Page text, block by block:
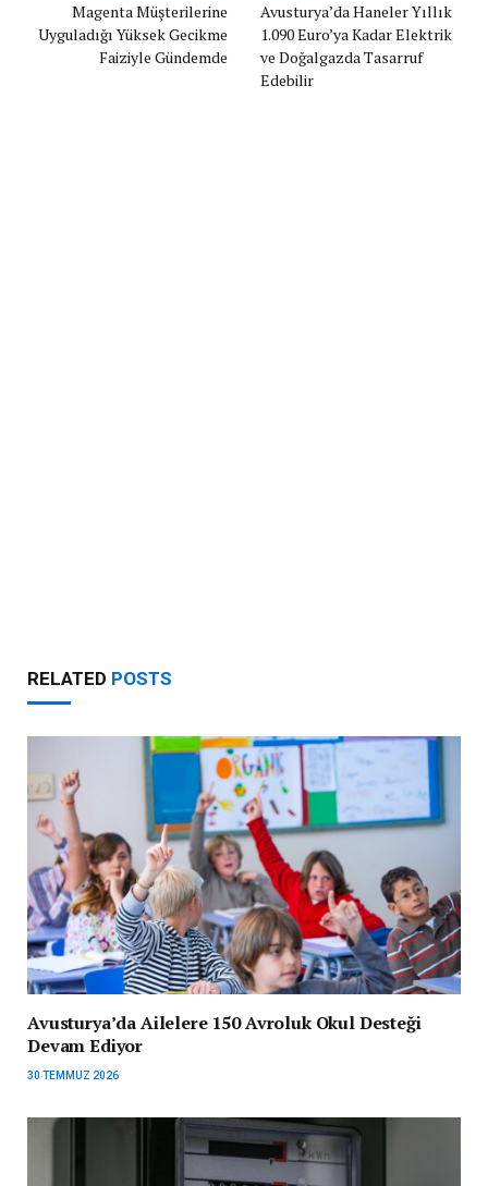
Magenta Müşterilerine
Uyguladığı Yüksek Gecikme
Faiziyle Gündemde
Avusturya’da Haneler Yıllık
1.090 Euro’ya Kadar Elektrik
ve Doğalgazda Tasarruf
Edebilir
RELATED POSTS
Avusturya’da Ailelere 150 Avroluk Okul Desteği
Devam Ediyor
30 TEMMUZ 2026